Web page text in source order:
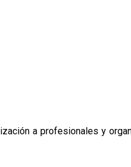
a profesionales y